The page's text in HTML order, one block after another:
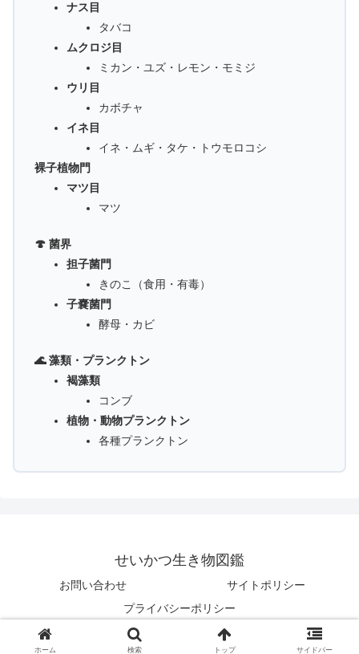
ナス目
タバコ
ムクロジ目
ミカン・ユズ・レモン・モミジ
ウリ目
カボチャ
イネ目
イネ・ムギ・タケ・トウモロコシ
裸子植物門
マツ目
マツ
🍄 菌界
担子菌門
きのこ（食用・有毒）
子嚢菌門
酵母・カビ
🌊 藻類・プランクトン
褐藻類
コンブ
植物・動物プランクトン
各種プランクトン
せいかつ生き物図鑑
お問い合わせ
サイトポリシー
プライバシーポリシー
© 2025 せいかつ生き物図鑑.
ホーム 検索 トップ サイドバー